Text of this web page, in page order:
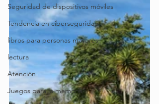
Seguridad de dispositivos móviles
Tendencia en ciberseguridad
libros para personas mayores
lectura
Atención
Juegos para la memoria